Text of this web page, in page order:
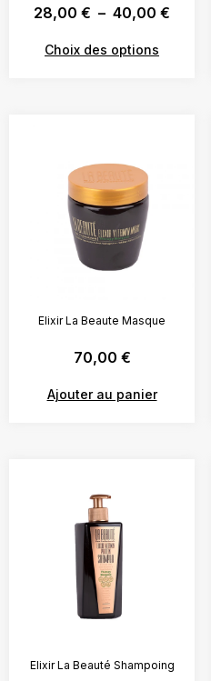
28,00 € – 40,00 €
Choix des options
Elixir La Beaute Masque
70,00 €
Ajouter au panier
Elixir La Beauté Shampoing